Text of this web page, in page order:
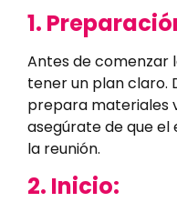
1.
Antes de comenzar
tener un plan claro.
prepara materiales
asegúrate de que
la reunión.
2. Inicio: